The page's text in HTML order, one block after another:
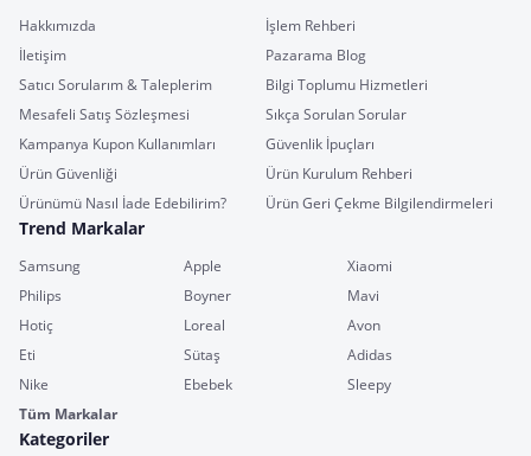
Hakkımızda
İşlem Rehberi
İletişim
Pazarama Blog
Satıcı Sorularım & Taleplerim
Bilgi Toplumu Hizmetleri
Mesafeli Satış Sözleşmesi
Sıkça Sorulan Sorular
Kampanya Kupon Kullanımları
Güvenlik İpuçları
Ürün Güvenliği
Ürün Kurulum Rehberi
Ürünümü Nasıl İade Edebilirim?
Ürün Geri Çekme Bilgilendirmeleri
Trend Markalar
Samsung Apple
Xiaomi
Philips
Boyner
Mavi
Hotiç
Loreal
Avon
Eti
Sütaş
Adidas
Nike
Ebebek
Sleepy
Tüm Markalar
Kategoriler